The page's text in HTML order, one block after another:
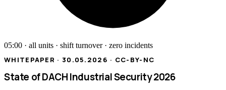
05:00 · all units · shift turnover · zero incidents
WHITEPAPER · 30.05.2026 · CC-BY-NC
State of DACH Industrial Security 2026